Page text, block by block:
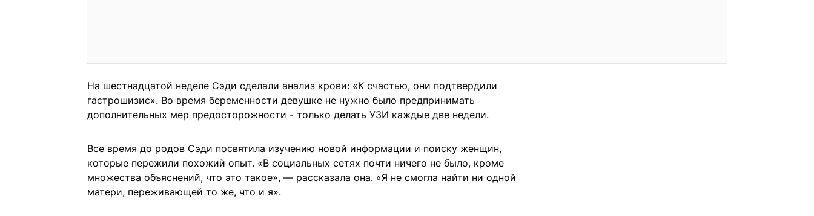
На шестнадцатой неделе Сэди сделали анализ крови: «К счастью, они подтвердили
гастрошизис». Во время беременности девушке не нужно было предпринимать
дополнительных мер предосторожности - только делать УЗИ каждые две недели.
Все время до родов Сэди посвятила изучению новой информации и поиску женщин,
которые пережили похожий опыт. «В социальных сетях почти ничего не было, кроме
множества объяснений, что это такое», — рассказала она. «Я не смогла найти ни одной
матери, переживающей то же, что и я».